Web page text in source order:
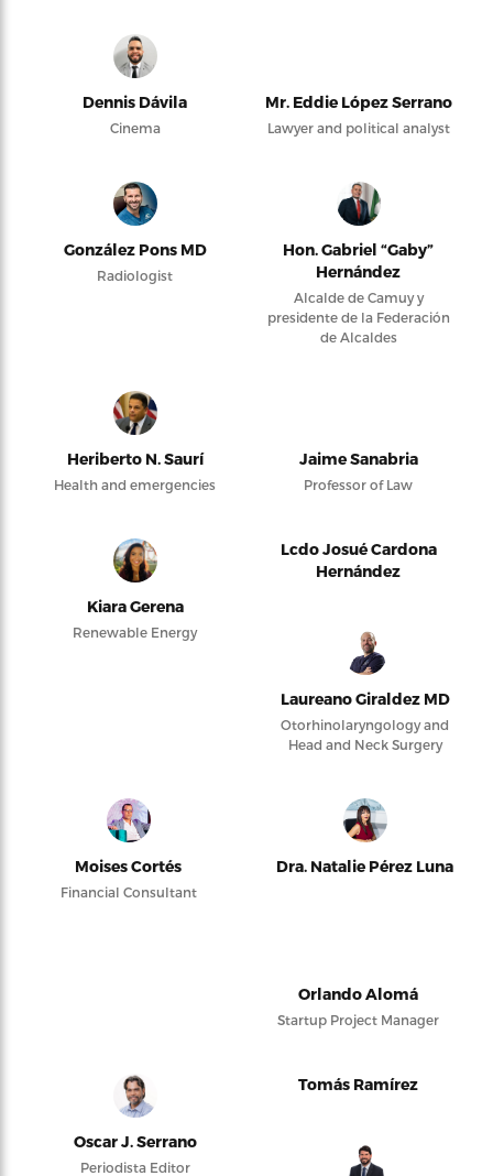
Dennis Dávila
Cinema
Mr. Eddie López Serrano
Lawyer and political analyst
González Pons MD
Radiologist
Hon. Gabriel “Gaby”
Hernández
Alcalde de Camuy y
presidente de la Federación
de Alcaldes
Heriberto N. Saurí
Health and emergencies
Jaime Sanabria
Professor of Law
Kiara Gerena
Renewable Energy
Lcdo Josué Cardona
Hernández
Laureano Giraldez MD
Otorhinolaryngology and
Head and Neck Surgery
Moises Cortés
Financial Consultant
Dra. Natalie Pérez Luna
Orlando Alomá
Startup Project Manager
Oscar J. Serrano
Periodista Editor
Tomás Ramírez